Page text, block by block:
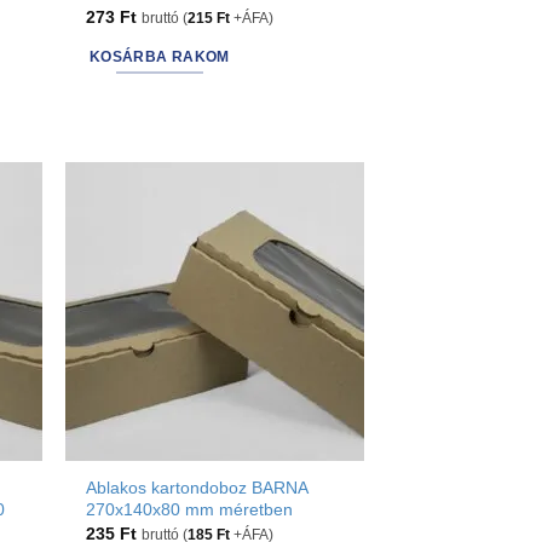
273 Ft bruttó (215 Ft +ÁFA)
KOSÁRBA RAKOM
Ablakos kartondoboz BARNA
270x140x80 mm méretben
235 Ft bruttó (185 Ft +ÁFA)